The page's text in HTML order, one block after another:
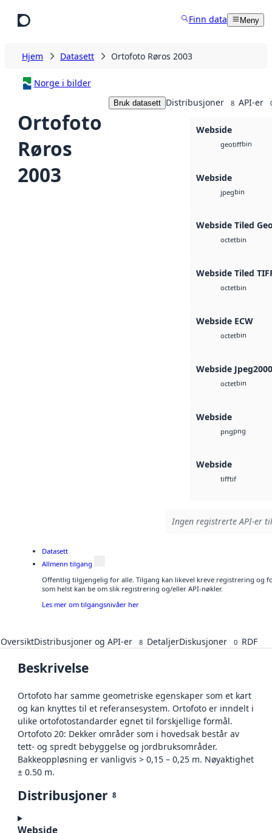
Finn data Meny
Hjem Datasett Ortofoto Røros 2003
Norge i bilder
Ortofoto
Røros
2003
Bruk datasett Distribusjoner 8 API-er
Webside
geotiffbin
Webside
jpegbin
Webside Tiled
octetbin
Webside Tiled
octetbin
Webside ECW
octetbin
Webside Jpeg2000
octetbin
Webside
pngpng
Webside
tifftif
Ingen registrerte API-er
Datasett
Allmenn tilgang
Offentlig tilgjengelig for alle. Tilgang kan likevel kreve registrering og
som helst kan be om slik registrering og/eller API-nøkler.
Les mer om tilgangsnivåer her
OversiktDistribusjoner og API-er 8 DetaljerDiskusjoner 0 RDF
Beskrivelse
Ortofoto har samme geometriske egenskaper som et kart
og kan knyttes til et referansesystem. Ortofoto er inndelt i
ulike ortofotostandarder egnet til forskjellige formål.
Ortofoto 20: Dekker områder som i hovedsak består av
tett- og spredt bebyggelse og jordbruksområder.
Bakkeoppløsning er vanligvis > 0,15 – 0,25 m. Nøyaktighet
± 0.50 m.
Distribusjoner 8
Webside